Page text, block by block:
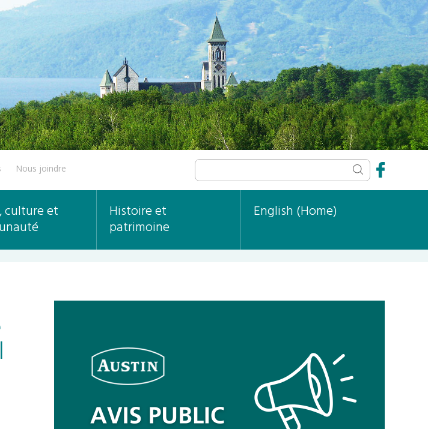
Nous joindre
culture et Histoire et
patrimoine
English (Home)